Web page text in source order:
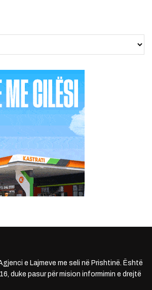
e Lajmeve me seli në Prishtinë. Është
duke pasur për mision informimin e drejtë